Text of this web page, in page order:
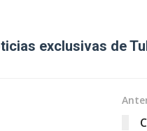
exclusivas de